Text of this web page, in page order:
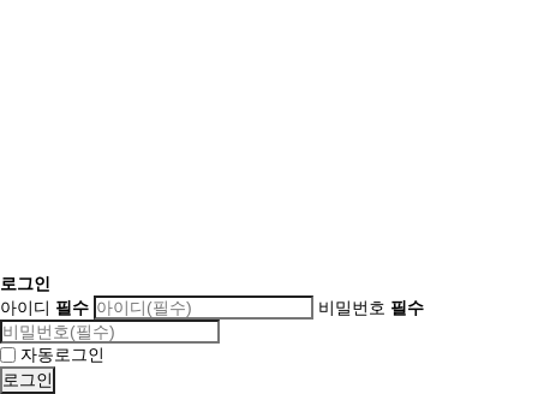
로그인
아이디 필수 비밀번호 필수
자동로그인